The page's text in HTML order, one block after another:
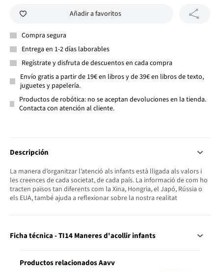
Añadir a favoritos
Compra segura
Entrega en 1-2 días laborables
Regístrate y disfruta de descuentos en cada compra
Envío gratis a partir de 19€ en libros y de 39€ en libros de texto,
juguetes y papelería.
Productos de robótica: no se aceptan devoluciones en la tienda.
Contacta con atención al cliente.
Descripción
La manera d’organitzar l’atenció als infants està lligada als valors i
les creences de cada societat, de cada país. La informació de com ho
tracten països tan diferents com la Xina, Hongria, el Japó, Rússia o
els EUA, també ajuda a reflexionar sobre la nostra realitat
Ficha técnica - TI14 Maneres d'acollir infants
Productos relacionados Aavv